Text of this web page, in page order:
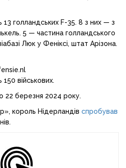
голландських F-35. 8 з них — з
5 — частина голландського
Люк у Феніксі, штат Арізона.
військових.
22 березня 2024 року.
король Нідерландів спробував